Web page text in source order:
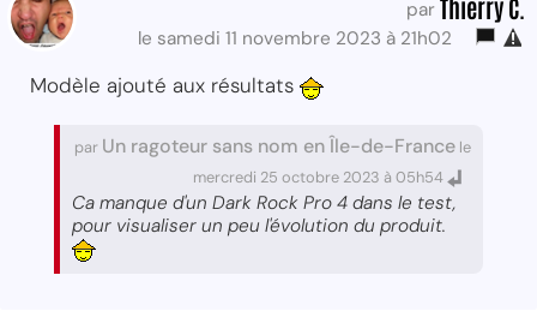
par Thierry C.
le samedi 11 novembre 2023 à 21h02
Modèle ajouté aux résultats
par Un ragoteur sans nom en Île-de-France le
mercredi 25 octobre 2023 à 05h54
Ca manque d'un Dark Rock Pro 4 dans le test,
pour visualiser un peu l'évolution du produit.